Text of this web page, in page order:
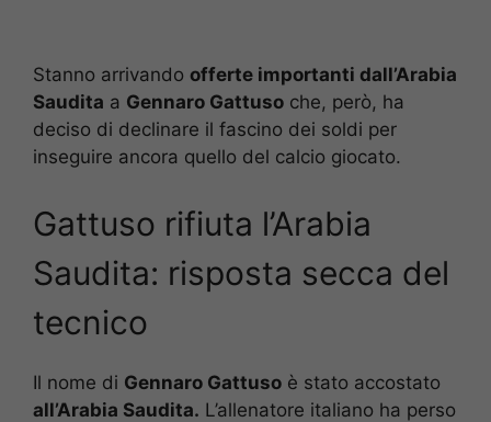
Stanno arrivando offerte importanti dall’Arabia
Saudita a Gennaro Gattuso che, però, ha
deciso di declinare il fascino dei soldi per
inseguire ancora quello del calcio giocato.
Gattuso rifiuta l’Arabia
Saudita: risposta secca del
tecnico
Il nome di Gennaro Gattuso è stato accostato
all’Arabia Saudita. L’allenatore italiano ha perso